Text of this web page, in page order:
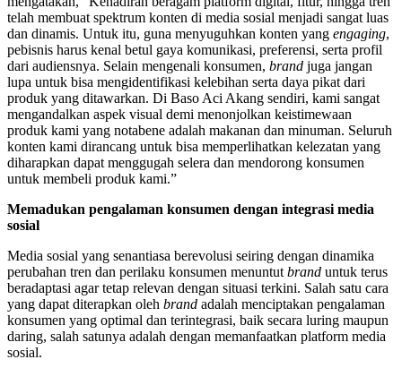
telah membuat spektrum konten di media sosial menjadi sangat luas
dan dinamis. Untuk itu, guna menyuguhkan konten yang engaging,
pebisnis harus kenal betul gaya komunikasi, preferensi, serta profil
dari audiensnya. Selain mengenali konsumen, brand juga jangan
lupa untuk bisa mengidentifikasi kelebihan serta daya pikat dari
produk yang ditawarkan. Di Baso Aci Akang sendiri, kami sangat
mengandalkan aspek visual demi menonjolkan keistimewaan
produk kami yang notabene adalah makanan dan minuman. Seluruh
konten kami dirancang untuk bisa memperlihatkan kelezatan yang
diharapkan dapat menggugah selera dan mendorong konsumen
untuk membeli produk kami.”
Memadukan pengalaman konsumen dengan integrasi media
sosial
Media sosial yang senantiasa berevolusi seiring dengan dinamika
perubahan tren dan perilaku konsumen menuntut brand untuk terus
beradaptasi agar tetap relevan dengan situasi terkini. Salah satu cara
yang dapat diterapkan oleh brand adalah menciptakan pengalaman
konsumen yang optimal dan terintegrasi, baik secara luring maupun
daring, salah satunya adalah dengan memanfaatkan platform media
sosial.